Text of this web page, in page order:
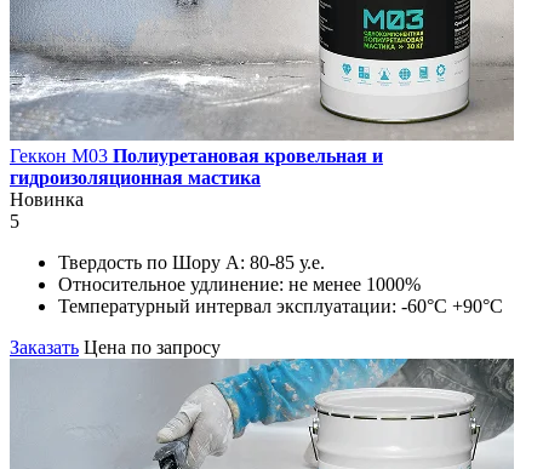
Геккон М03 Полиуретановая кровельная и
гидроизоляционная мастика
Новинка
5
Твердость по Шору А: 80-85 у.е.
Относительное удлинение: не менее 1000%
Температурный интервал эксплуатации: -60°С +90°С
Заказать Цена по запросу